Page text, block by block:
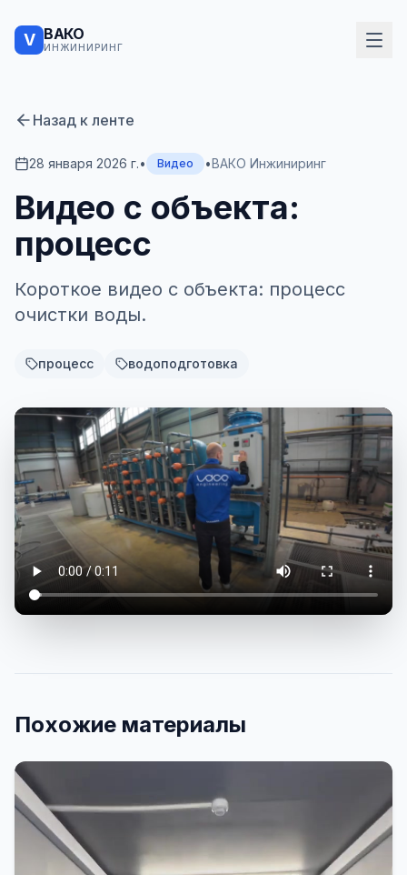
V ВАКО
ИНЖИНИРИНГ
Назад к ленте
28 января 2026 г.• Видео •ВАКО Инжиниринг
Видео с объекта:
процесс
Короткое видео с объекта: процесс
очистки воды.
процесс водоподготовка
Похожие материалы